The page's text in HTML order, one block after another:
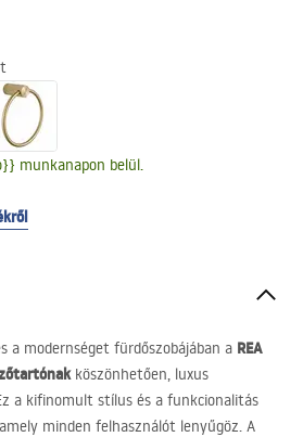
munkanapon belül.
a modernséget fürdőszobájában a REA
köszönhetően, luxus
a kifinomult stílus és a funkcionalitás
minden felhasználót lenyűgöz. A